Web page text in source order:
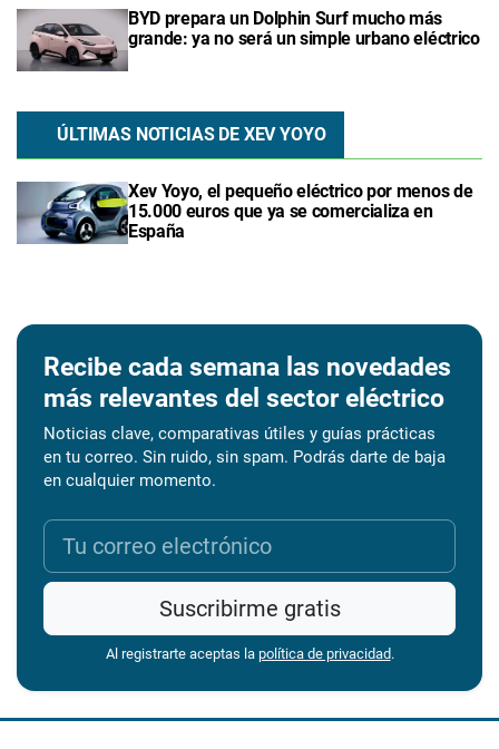
BYD prepara un Dolphin Surf mucho más
grande: ya no será un simple urbano eléctrico
ÚLTIMAS NOTICIAS DE XEV YOYO
Xev Yoyo, el pequeño eléctrico por menos de
15.000 euros que ya se comercializa en
España
Recibe cada semana las novedades
más relevantes del sector eléctrico
Noticias clave, comparativas útiles y guías prácticas
en tu correo. Sin ruido, sin spam. Podrás darte de baja
en cualquier momento.
Suscribirme gratis
Al registrarte aceptas la política de privacidad.